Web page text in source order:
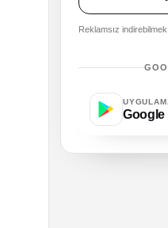
Reklamsız indirebilmek
Google